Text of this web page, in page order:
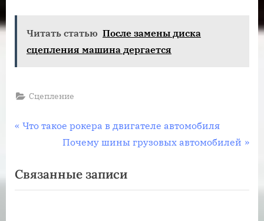
Читать статью После замены диска
сцепления машина дергается
Сцепление
Навигация
записям
П
д
ы
Что такое рокера в двигателе автомобиля
С
е
д
Почему шины грузовых автомобилей
Связанные записи